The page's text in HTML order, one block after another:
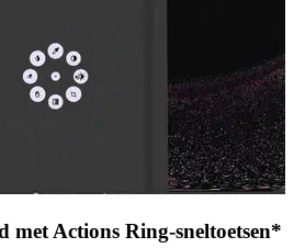
met Actions Ring-sneltoetsen*